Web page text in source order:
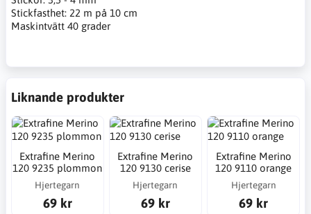
Stickfasthet: 22 m på 10 cm
Maskintvätt 40 grader
Liknande produkter
Extrafine Merino
120 9235 plommon
Hjertegarn
69 kr
Extrafine Merino
120 9130 cerise
Hjertegarn
69 kr
Extrafine Merino
120 9110 orange
Hjertegarn
69 kr